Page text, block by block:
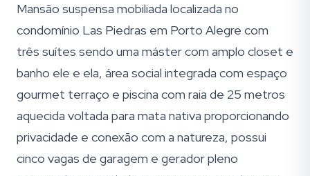
Mansão suspensa mobiliada localizada no
condomínio Las Piedras em Porto Alegre com
três suítes sendo uma máster com amplo closet e
banho ele e ela, área social integrada com espaço
gourmet terraço e piscina com raia de 25 metros
aquecida voltada para mata nativa proporcionando
privacidade e conexão com a natureza, possui
cinco vagas de garagem e gerador pleno